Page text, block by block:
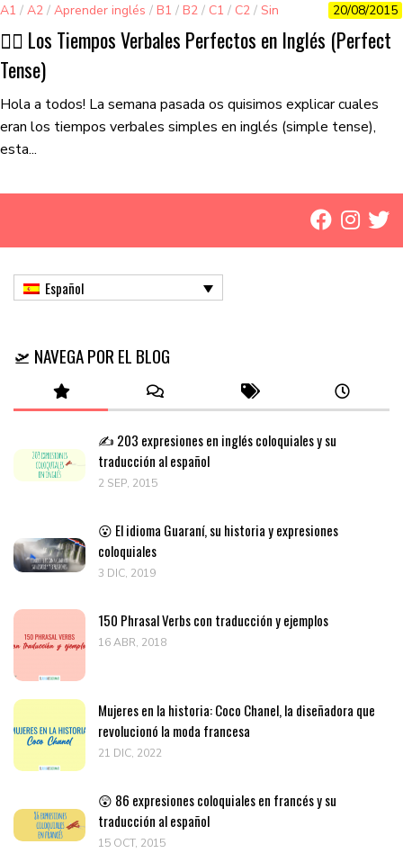
A1 / A2 / Aprender inglés / B1 / B2 / C1 / C2 / Sin
categorizar
20/08/2015
👌🏽 Los Tiempos Verbales Perfectos en Inglés (Perfect
Tense)
Hola a todos! La semana pasada os quisimos explicar cuales
eran los tiempos verbales simples en inglés (simple tense),
esta...
Español
🛫 NAVEGA POR EL BLOG
✍️ 203 expresiones en inglés coloquiales y su
traducción al español
2 SEP, 2015
😮 El idioma Guaraní, su historia y expresiones
coloquiales
3 DIC, 2019
150 Phrasal Verbs con traducción y ejemplos
16 ABR, 2018
Mujeres en la historia: Coco Chanel, la diseñadora que
revolucionó la moda francesa
21 DIC, 2022
😲 86 expresiones coloquiales en francés y su
traducción al español
15 OCT, 2015